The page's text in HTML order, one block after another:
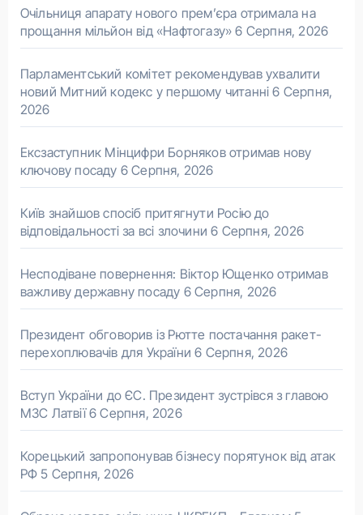
Очільниця апарату нового прем’єра отримала на
прощання мільйон від «Нафтогазу» 6 Серпня, 2026
Парламентський комітет рекомендував ухвалити
новий Митний кодекс у першому читанні 6 Серпня,
2026
Ексзаступник Мінцифри Борняков отримав нову
ключову посаду 6 Серпня, 2026
Київ знайшов спосіб притягнути Росію до
відповідальності за всі злочини 6 Серпня, 2026
Несподіване повернення: Віктор Ющенко отримав
важливу державну посаду 6 Серпня, 2026
Президент обговорив із Рютте постачання ракет-
перехоплювачів для України 6 Серпня, 2026
Вступ України до ЄС. Президент зустрівся з главою
МЗС Латвії 6 Серпня, 2026
Корецький запропонував бізнесу порятунок від атак
РФ 5 Серпня, 2026